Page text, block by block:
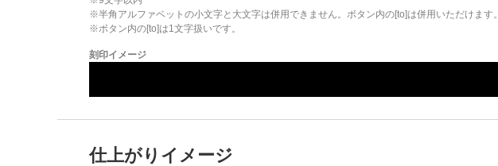
※半角アルファベットの小文字と大文字は併用できません。ボタン内の[to]は併用いただけます。
※ボタン内の[to]は1文字扱いです。
刻印イメージ
仕上がりイメージ